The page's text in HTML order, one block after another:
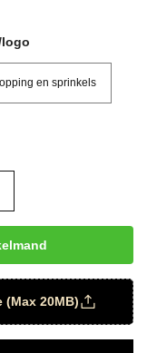
en sprinkels
20MB)